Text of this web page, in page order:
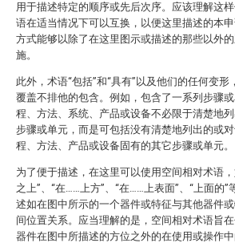
用于描述特定的顺序或先后次序。应该理解这
语在适当情况下可以互换，以便这里描述的本
方式能够以除了在这里图示或描述的那些以外
施。
此外，术语“包括”和“具有”以及他们的任何变形
覆盖不排他的包含。例如，包含了一系列步骤
程、方法、系统、产品或设备不必限于清楚地
步骤或单元，而是可包括没有清楚地列出的或
程、方法、产品或设备固有的其它步骤或单元。
为了便于描述，在这里可以使用空间相对术语
之上”、“在……上方”、“在……上表面”、“上面的”
述如在图中所示的一个器件或特征与其他器件
间位置关系。应当理解的是，空间相对术语旨
器件在图中所描述的方位之外的在使用或操作